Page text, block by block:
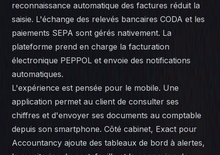
reconnaissance automatique des factures réduit la
saisie. L'échange des relevés bancaires CODA et les
paiements SEPA sont gérés nativement. La
plateforme prend en charge la facturation
électronique PEPPOL et envoie des notifications
automatiques.
L'expérience est pensée pour le mobile. Une
application permet au client de consulter ses
chiffres et d'envoyer ses documents au comptable
depuis son smartphone. Côté cabinet, Exact pour
Accountancy ajoute des tableaux de bord à alertes,